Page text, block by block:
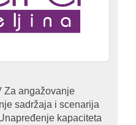
Za angažovanje
sadržaja i scenarija
kapaciteta